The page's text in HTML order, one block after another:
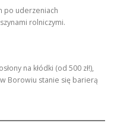
po uderzeniach
rolniczymi.
na kłódki (od 500 zł!),
Borowiu stanie się barierą